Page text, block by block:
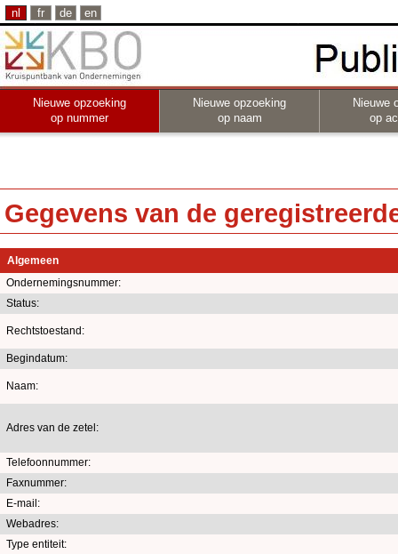
nl fr de en
Nieuwe opzoeking
op nummer
Nieuwe opzoeking
op naam
Nieuwe
op
Gegevens van de
Algemeen
Ondernemingsnummer:
Status:
Rechtstoestand:
Begindatum:
Naam:
Adres van de zetel:
Telefoonnummer:
Faxnummer:
E-mail:
Webadres:
Type entiteit: